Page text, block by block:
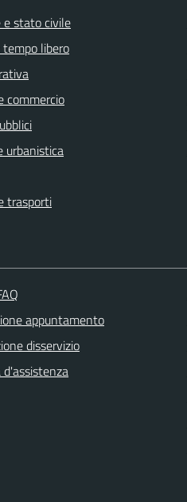
e stato civile
libero
commercio
urbanistica
trasporti
appuntamento
disservizio
d'assistenza